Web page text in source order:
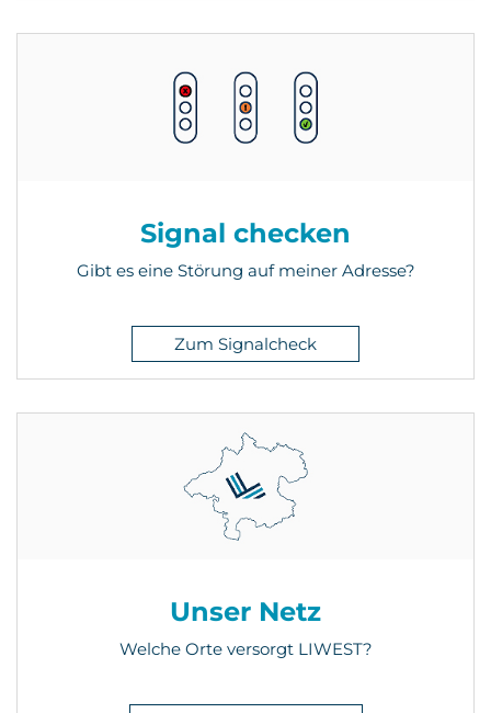
Signal checken
Gibt es eine Störung auf meiner Adresse?
Zum Signalcheck
Unser Netz
Welche Orte versorgt LIWEST?